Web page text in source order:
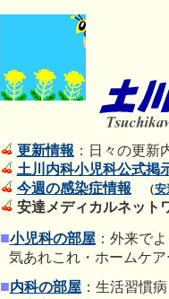
更新情報 ：日々の更新
土川内科小児科公式掲
今週の感染症情報 （安
安達メディカルネット
■小児科の部屋：外来で
気あれこれ・ホームケ
■内科の部屋：生活習慣